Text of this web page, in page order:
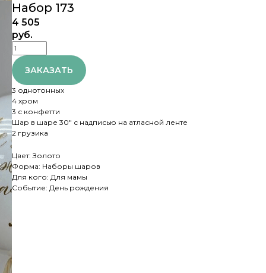
Набор 173
4 505
руб.
ЗАКАЗАТЬ
3 однотонных
4 хром
3 с конфетти
Шар в шаре 30" с надписью на атласной ленте
2 грузика
Цвет: Золото
Форма: Наборы шаров
Для кого: Для мамы
Событие: День рождения